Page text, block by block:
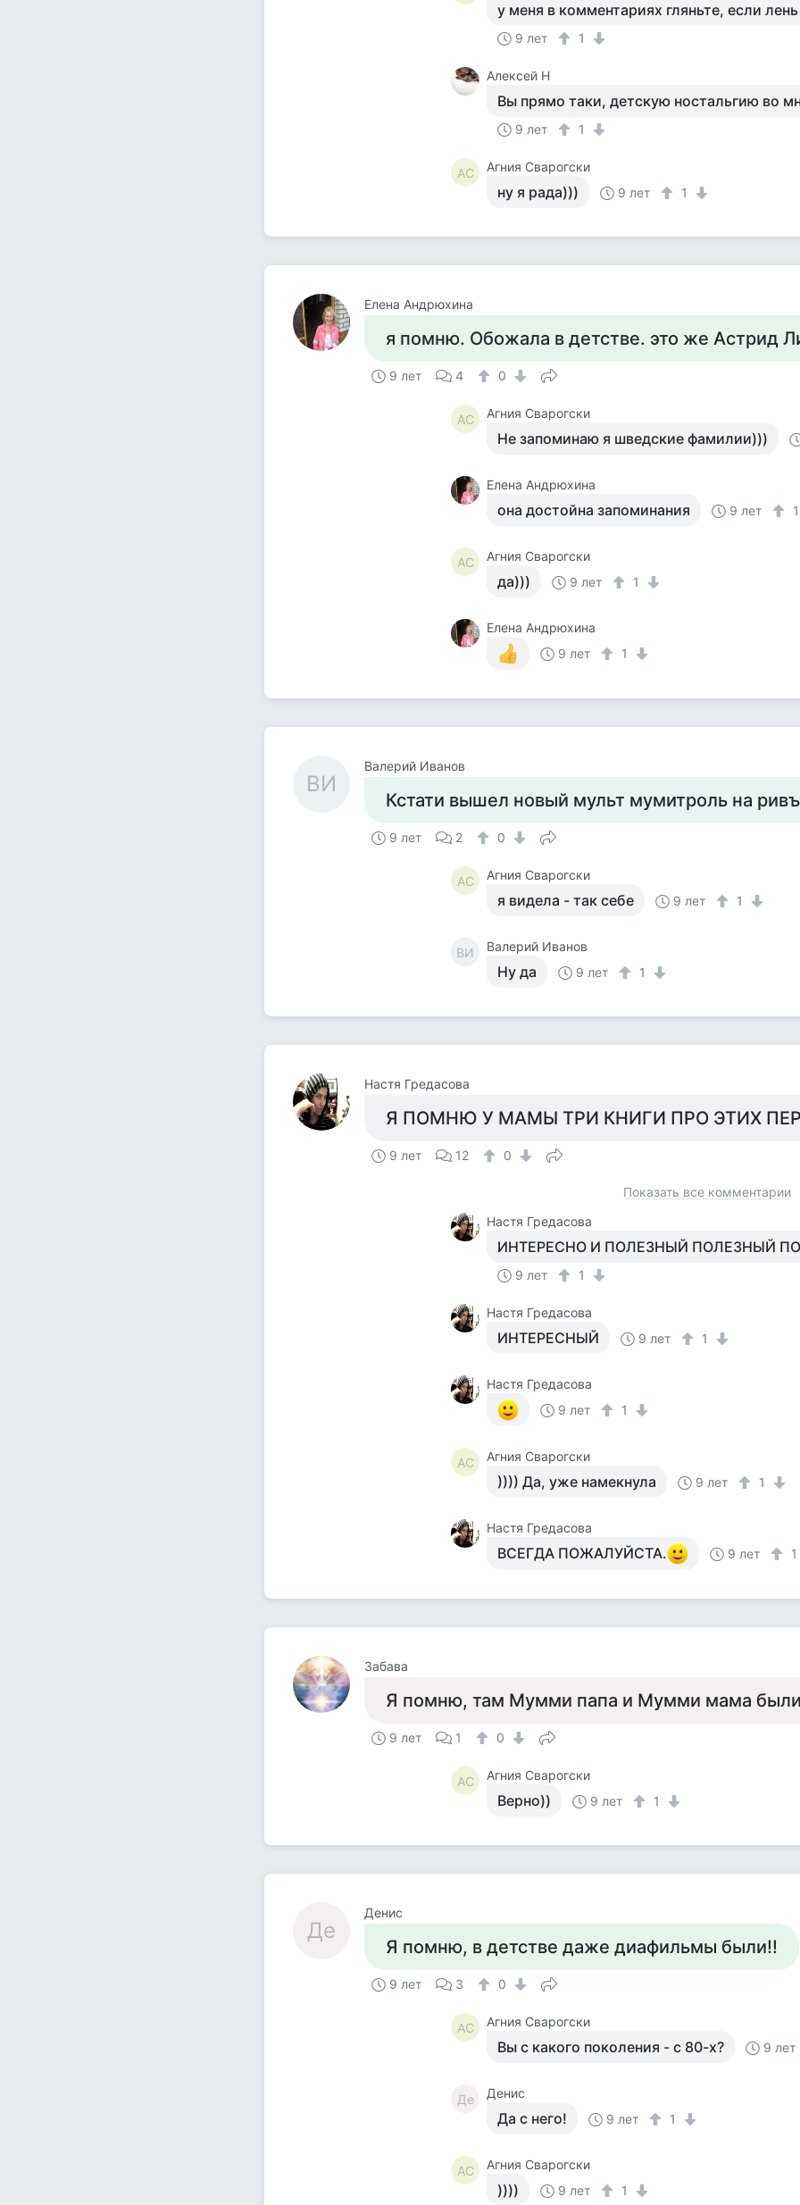
у меня в комментариях гляньте, если
9 лет 1
Алексей Н
Вы прямо таки, детскую ностальгию во
9 лет 1
АС Агния Сварогски
ну я рада))) 9 лет 1
Елена Андрюхина
я помню. Обожала в детстве. это же Астрид
9 лет 4 0
АС Агния Сварогски
Не запоминаю я шведские фамилии)))
Елена Андрюхина
она достойна запоминания 9 лет
АС Агния Сварогски
да))) 9 лет 1
Елена Андрюхина
9 лет
1
ВИ
Валерий Иванов
Кстати вышел новый мульт мумитроль на
9 лет 2 0
АС Агния Сварогски
я видела - так себе 9 лет 1
ВИ Валерий Иванов
Ну да 9 лет 1
Настя Гредасова
Я ПОМНЮ У МАМЫ ТРИ КНИГИ ПРО ЭТИХ
9 лет 12 0
Показать все комментарии
Настя Гредасова
ИНТЕРЕСНО И ПОЛЕЗНЫЙ ПОЛЕЗНЫЙ
9 лет 1
Настя Гредасова
ИНТЕРЕСНЫЙ 9 лет 1
Настя Гредасова
9 лет
1
АС Агния Сварогски
)))) Да, уже намекнула 9 лет 1
Настя Гредасова
ВСЕГДА ПОЖАЛУЙСТА. 9 лет
Забава
Я помню, там Мумми папа и Мумми мама
9 лет 1 0
АС Агния Сварогски
Верно)) 9 лет 1
Де
Денис
Я помню, в детстве даже диафильмы были!!
9 лет 3 0
АС Агния Сварогски
Вы с какого поколения - с 80-х? 9 лет
Де Денис
Да с него! 9 лет 1
АС Агния Сварогски
)))) 9 лет 1